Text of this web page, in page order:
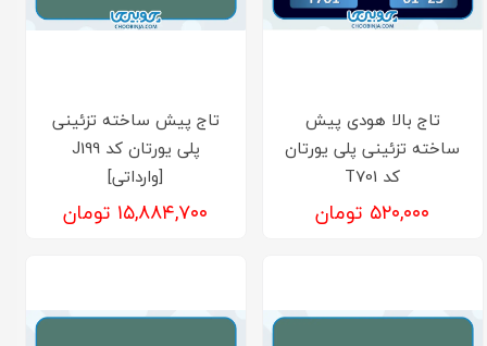
تاج بالا هودی پیش
ساخته تزئینی پلی یورتان
کد T701
۵۲۰,۰۰۰ تومان
تاج پیش ساخته تزئینی
پلی یورتان کد J199
[وارداتی]
۱۵,۸۸۴,۷۰۰ تومان